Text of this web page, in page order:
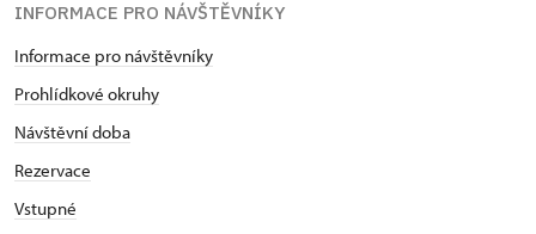
INFORMACE PRO NÁVŠTĚVNÍKY
Informace pro návštěvníky
Prohlídkové okruhy
Návštěvní doba
Rezervace
Vstupné